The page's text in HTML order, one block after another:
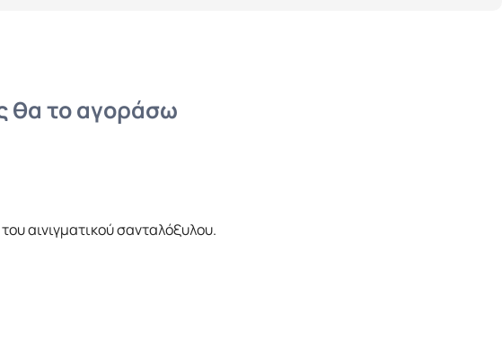
θα το αγοράσω
αινιγματικού σανταλόξυλου.